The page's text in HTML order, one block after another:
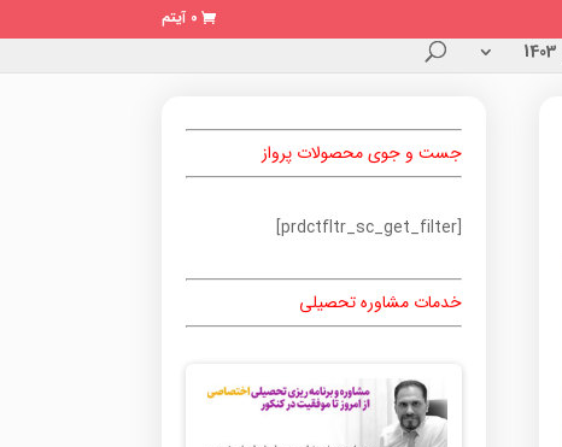
0 آیتم
جست و جوی محصولات پرواز
[prdctfltr_sc_get_filter]
خدمات مشاوره تحصیلی